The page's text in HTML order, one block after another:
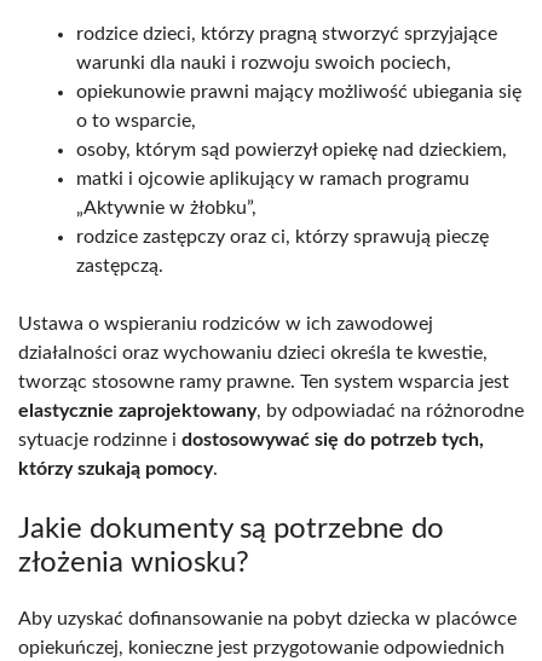
rodzice dzieci, którzy pragną stworzyć sprzyjające
warunki dla nauki i rozwoju swoich pociech,
opiekunowie prawni mający możliwość ubiegania się
o to wsparcie,
osoby, którym sąd powierzył opiekę nad dzieckiem,
matki i ojcowie aplikujący w ramach programu
„Aktywnie w żłobku”,
rodzice zastępczy oraz ci, którzy sprawują pieczę
zastępczą.
Ustawa o wspieraniu rodziców w ich zawodowej
działalności oraz wychowaniu dzieci określa te kwestie,
tworząc stosowne ramy prawne. Ten system wsparcia jest
elastycznie zaprojektowany, by odpowiadać na różnorodne
sytuacje rodzinne i dostosowywać się do potrzeb tych,
którzy szukają pomocy.
Jakie dokumenty są potrzebne do
złożenia wniosku?
Aby uzyskać dofinansowanie na pobyt dziecka w placówce
opiekuńczej, konieczne jest przygotowanie odpowiednich